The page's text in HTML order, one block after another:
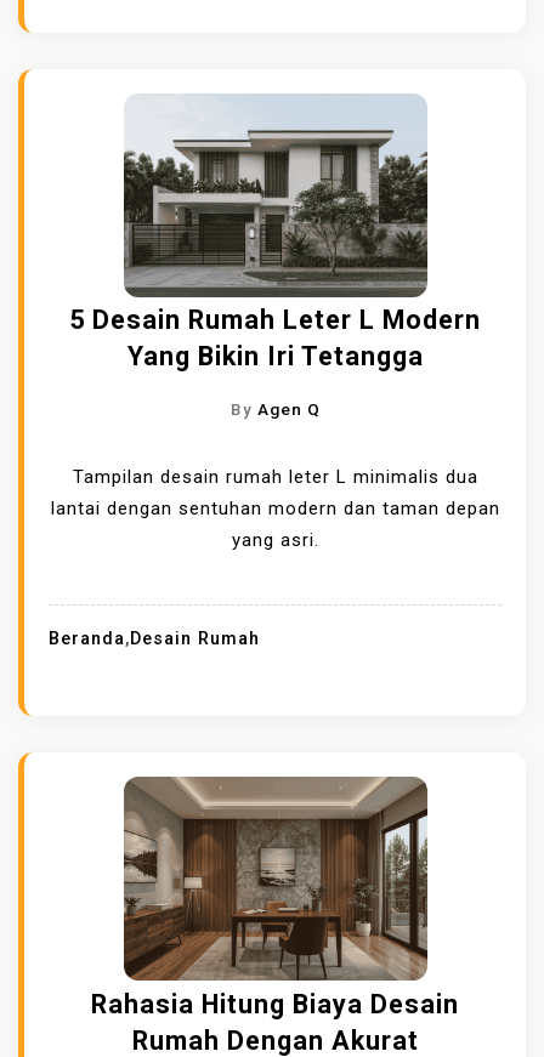
5 Desain Rumah Leter L Modern
Yang Bikin Iri Tetangga
By Agen Q
Tampilan desain rumah leter L minimalis dua
lantai dengan sentuhan modern dan taman depan
yang asri.
Beranda,Desain Rumah
Rahasia Hitung Biaya Desain
Rumah Dengan Akurat